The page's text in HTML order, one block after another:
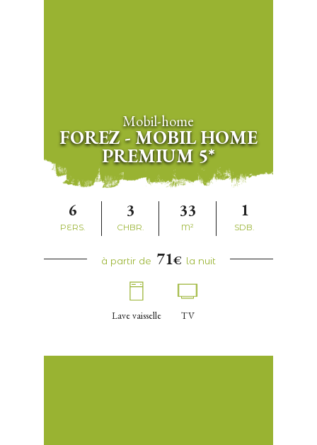
Mobil-home
FOREZ - MOBIL HOME
PREMIUM 5*
6
PERS.
3
CHBR.
33
M²
1
SDB.
à partir de 71€ la nuit
Lave vaisselle TV